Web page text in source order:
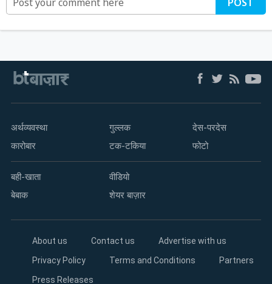
अर्थव्यवस्था
कारोबार
गुल्लक
टक-टकिया
देस-परदेस
फोटो
बही-खाता
बेबाक
वीडियो
शेयर बाज़ार
About us Contact us
Advertise with us
Privacy Policy
Terms and Conditions
Partners
Press Releases